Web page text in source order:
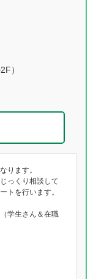
）
ります。
っくり相談して
トを行います。
学生さん＆在職